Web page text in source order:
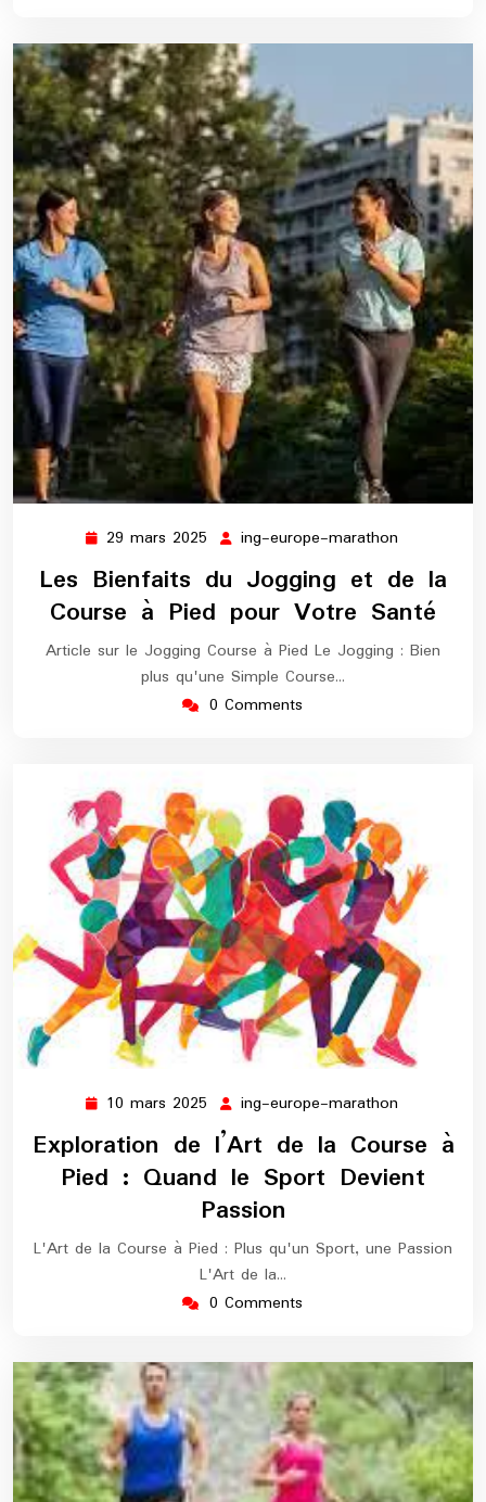
29 mars 2025 29
mars
2025
ing-europe-marathon
europe-
marathon
Les Bienfaits du Jogging et de la
Course à Pied pour Votre Santé
Article sur le Jogging Course à Pied Le Jogging : Bien
plus qu'une Simple Course…
0 Comments
10 mars 2025 10
mars
2025
ing-europe-marathon
europe-
marathon
Exploration de l’Art de la Course à
Pied : Quand le Sport Devient
Passion
L'Art de la Course à Pied : Plus qu'un Sport, une Passion
L'Art de la…
0 Comments